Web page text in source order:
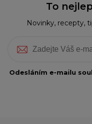
To
Novinky, recepty,
Odesláním e-mailu